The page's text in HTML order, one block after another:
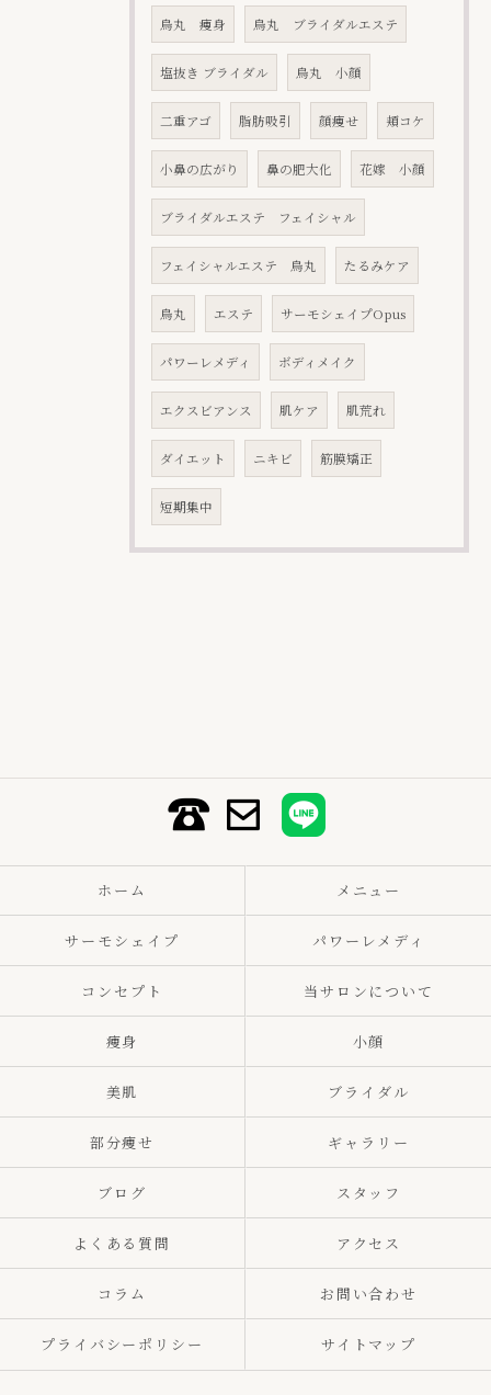
烏丸 痩身 烏丸 ブライダルエステ
塩抜き ブライダル 烏丸 小顔
二重アゴ 脂肪吸引 顔痩せ 頬コケ
小鼻の広がり 鼻の肥大化 花嫁 小顔
ブライダルエステ フェイシャル
フェイシャルエステ 烏丸 たるみケア
烏丸 エステ サーモシェイプOpus
パワーレメディ ボディメイク
エクスビアンス 肌ケア 肌荒れ
ダイエット ニキビ 筋膜矯正
短期集中
ホーム メニュー
サーモシェイプ パワーレメディ
コンセプト 当サロンについて
痩身 小顔
美肌 ブライダル
部分痩せ ギャラリー
ブログ スタッフ
よくある質問 アクセス
コラム お問い合わせ
プライバシーポリシー サイトマップ